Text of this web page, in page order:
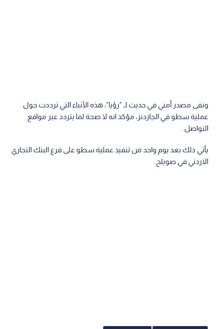
ونفى مصدر أمني في حديث لـ "رؤيا"، هذه الأنباء التي ترددت حول
عملية سطو في الجاردنز، مؤكد انه لا صحة لما يتردد عبر مواقع
التواصل .
يأتي ذلك بعد يوم واحد من تنفيذ عملية سطو على فرع البنك التجاري
الاردني في صويلح.